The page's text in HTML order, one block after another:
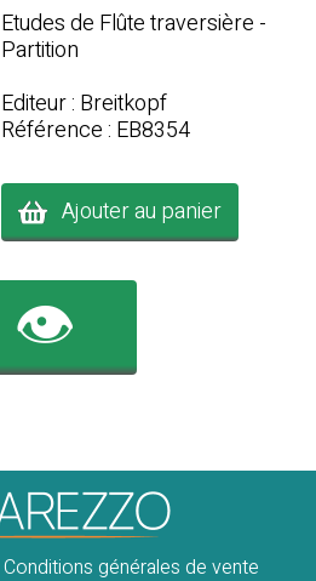
Etudes de Flûte traversière -
Partition
Editeur : Breitkopf
Référence : EB8354
Ajouter au panier
👁️
Conditions générales de vente